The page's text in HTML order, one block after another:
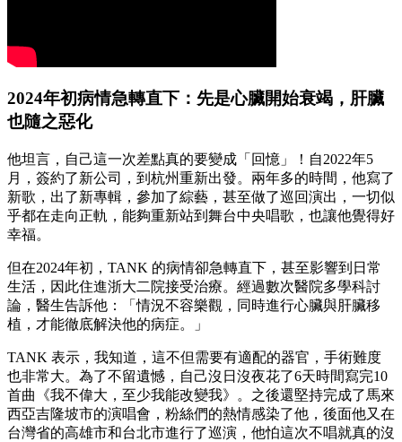
2024年初病情急轉直下：先是心臟開始衰竭，肝臟
也隨之惡化
他坦言，自己這一次差點真的要變成「回憶」！自2022年5
月，簽約了新公司，到杭州重新出發。兩年多的時間，他寫了
新歌，出了新專輯，參加了綜藝，甚至做了巡回演出，一切似
乎都在走向正軌，能夠重新站到舞台中央唱歌，也讓他覺得好
幸福。
但在2024年初，TANK 的病情卻急轉直下，甚至影響到日常
生活，因此住進浙大二院接受治療。經過數次醫院多學科討
論，醫生告訴他：「情況不容樂觀，同時進行心臟與肝臟移
植，才能徹底解決他的病症。」
TANK 表示，我知道，這不但需要有適配的器官，手術難度
也非常大。為了不留遺憾，自己沒日沒夜花了6天時間寫完10
首曲《我不偉大，至少我能改變我》。之後還堅持完成了馬來
西亞吉隆坡市的演唱會，粉絲們的熱情感染了他，後面他又在
台灣省的高雄市和台北市進行了巡演，他怕這次不唱就真的沒